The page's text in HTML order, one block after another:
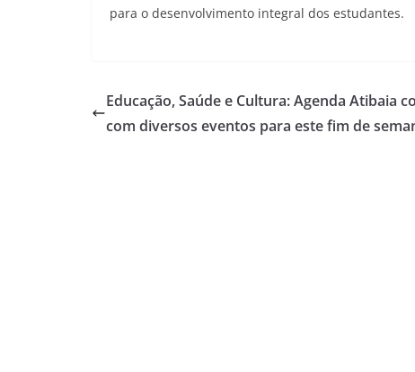
para o desenvolvimento integral dos estudantes.
Educação, Saúde e Cultura: Agenda Atibaia
com diversos eventos para este fim de